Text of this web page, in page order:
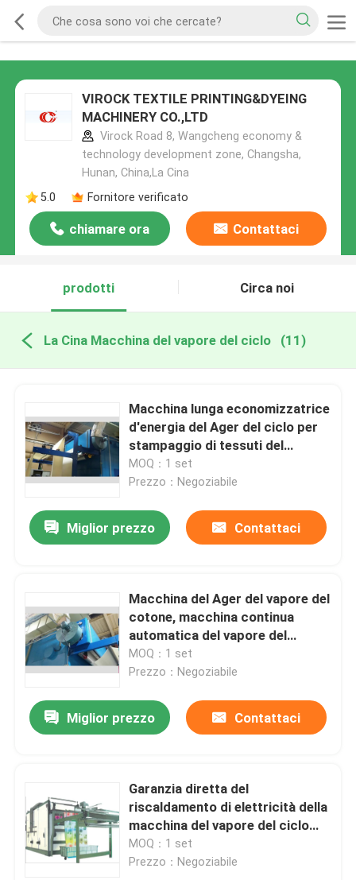
VIROCK TEXTILE PRINTING&DYEING
MACHINERY CO.,LTD
Virock Road 8, Wangcheng economy &
technology development zone, Changsha,
Hunan, China,La Cina
5.0
Fornitore verificato
chiamare ora Contattaci
prodotti Circa noi
La Cina Macchina del vapore del ciclo (11)
Macchina lunga economizzatrice
d'energia del Ager del ciclo per
stampaggio di tessuti del
tessuto di cotone
MOQ：1 set
Prezzo：Negoziabile
Miglior prezzo Contattaci
Macchina del Ager del vapore del
cotone, macchina continua
automatica del vapore del
tessuto
MOQ：1 set
Prezzo：Negoziabile
Miglior prezzo Contattaci
Garanzia diretta del
riscaldamento di elettricità della
macchina del vapore del ciclo
fissa colore di stampa 1 anno
MOQ：1 set
Prezzo：Negoziabile